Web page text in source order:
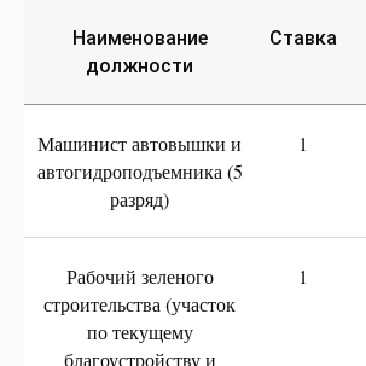
Наименование
должности
Ставка
Машинист автовышки и
автогидроподъемника (5
разряд)
1
Рабочий зеленого
строительства (участок
по текущему
благоустройству и
1